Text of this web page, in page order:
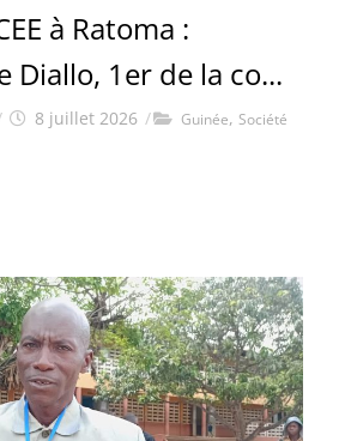
à Ratoma :
Diallo, 1er de la co...
8 juillet 2026 / Guinée, Société